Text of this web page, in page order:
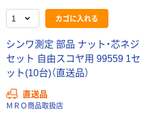
カゴに入れる
シンワ測定 部品 ナット・芯ネジ
セット 自由スコヤ用 99559 1セ
ット(10台)（直送品）
直送品
ＭＲＯ商品取扱店